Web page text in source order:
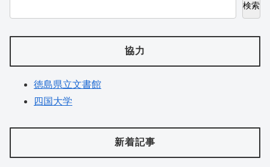
検索
協力
徳島県立文書館
四国大学
新着記事